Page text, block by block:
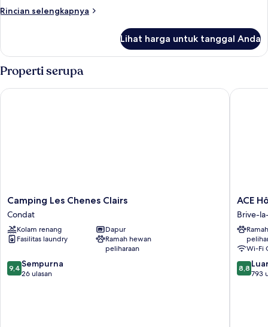
CAPACITY
Rincian selengkapnya
Rincian
BUNGALOW
CAPACITY
6
Lihat harga untuk tanggal Anda
Properti serupa
Camping
Les
Chenes
Clairs
Condat
Camping Les Chenes Clairs
Condat
Kolam renang
Dapur
Fasilitas laundry
Ramah hewan
peliharaan
9.4
dari
9,4 Sempurna
26 ulasan
Camping Les Chenes Clairs
ACE
Hôtel
Brive-
la-
Brive-
la-
ACE
Brive-
Wi-Fi
8.8
dari
8,8
793
ACE